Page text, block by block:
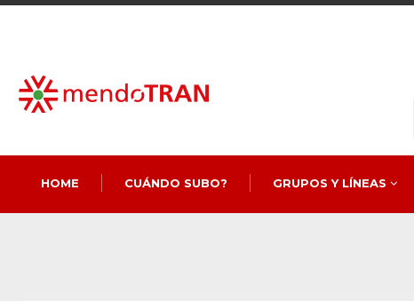
HOME CUÁNDO SUBO? GRUPOS Y LÍNEAS